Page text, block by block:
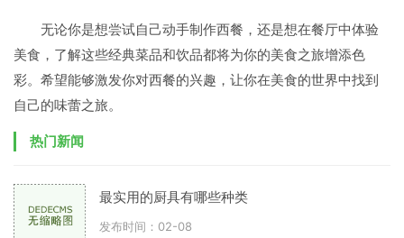
无论你是想尝试自己动手制作西餐，还是想在餐厅中体验
美食，了解这些经典菜品和饮品都将为你的美食之旅增添色
彩。希望能够激发你对西餐的兴趣，让你在美食的世界中找到
自己的味蕾之旅。
热门新闻
最实用的厨具有哪些种类
发布时间：02-08